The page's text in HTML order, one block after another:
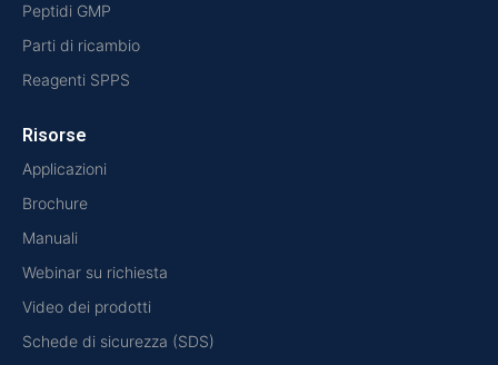
Peptidi GMP
Parti di ricambio
Reagenti SPPS
Risorse
Applicazioni
Brochure
Manuali
Webinar su richiesta
Video dei prodotti
Schede di sicurezza (SDS)